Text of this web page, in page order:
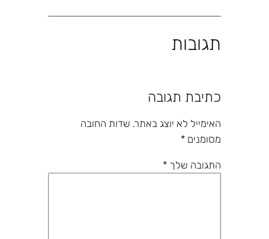
תגובות
כתיבת תגובה
האימייל לא יוצג באתר. שדות החובה
מסומנים *
התגובה שלך *